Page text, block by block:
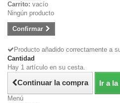
Carrito: vacío
Ningún producto
Confirmar
Producto añadido correctamente a
Cantidad
Hay 1 artículo en su cesta.
Continuar la compra Ir a la
Menú